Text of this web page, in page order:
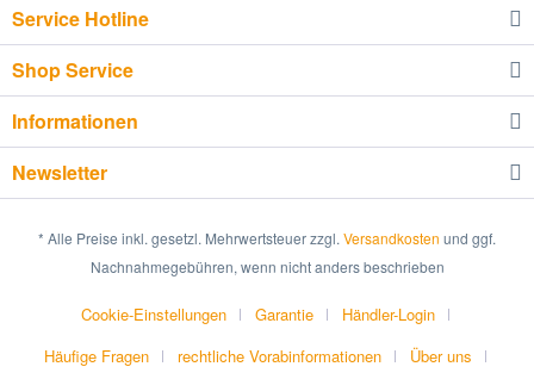
Service Hotline
Shop Service
Informationen
Newsletter
* Alle Preise inkl. gesetzl. Mehrwertsteuer zzgl. Versandkosten und ggf.
Nachnahmegebühren, wenn nicht anders beschrieben
Cookie-Einstellungen Garantie
Händler-Login
Häufige Fragen
rechtliche Vorabinformationen
Über uns